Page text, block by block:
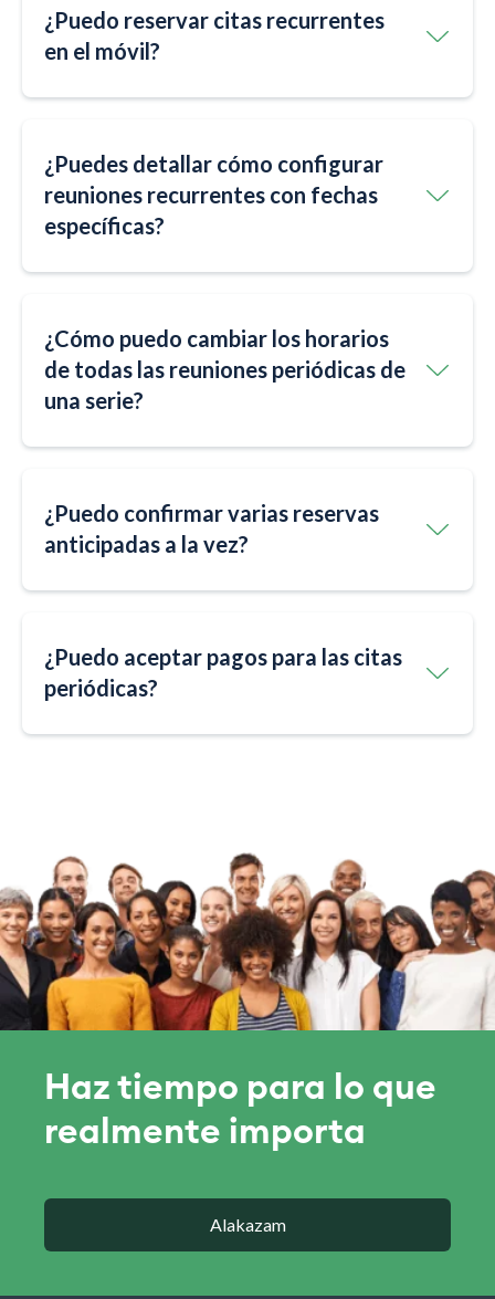
¿Puedo reservar citas recurrentes
en el móvil?
¿Puedes detallar cómo configurar
reuniones recurrentes con fechas
específicas?
¿Cómo puedo cambiar los horarios
de todas las reuniones periódicas de
una serie?
¿Puedo confirmar varias reservas
anticipadas a la vez?
¿Puedo aceptar pagos para las citas
periódicas?
Haz tiempo para lo que
realmente importa
Alakazam